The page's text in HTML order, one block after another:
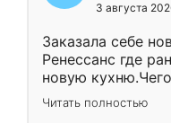
3 августа
Заказала себе
Ренессанс где
новую
вполне
два года,
Читать полностью